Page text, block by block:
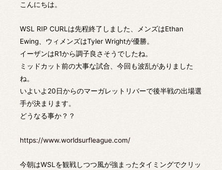
こんにちは。
WSL RIP CURLは先程終了しました、メンズはEthan
Ewing、ウィメンズはTyler Wrightが優勝。
イーザンはR1から調子良さそうでしたね。
ミッドカット前の大事な試合、今回も波乱がありました
ね。
いよいよ20日からのマーガレットリバーで後半戦の出場選
手が決まります。
どうなる事か？？
https://www.worldsurfleague.com/
今朝はWSLを観戦しつつ風が強まったタイミングでクリッ